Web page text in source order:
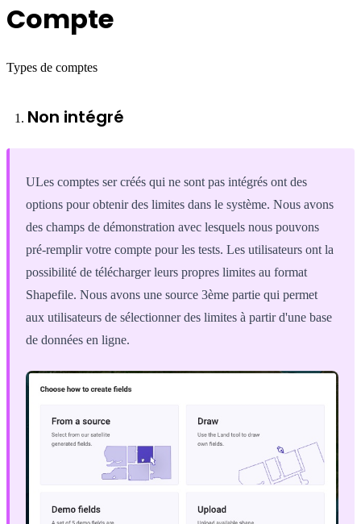
Compte
Types de comptes
Non intégré
ULes comptes ser créés qui ne sont pas intégrés ont des
options pour obtenir des limites dans le système. Nous avons
des champs de démonstration avec lesquels nous pouvons
pré-remplir votre compte pour les tests. Les utilisateurs ont la
possibilité de télécharger leurs propres limites au format
Shapefile. Nous avons une source 3ème partie qui permet
aux utilisateurs de sélectionner des limites à partir d'une base
de données en ligne.